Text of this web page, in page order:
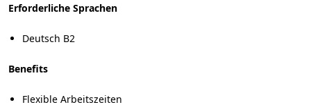
Erforderliche Sprachen
Deutsch B2
Benefits
Flexible Arbeitszeiten